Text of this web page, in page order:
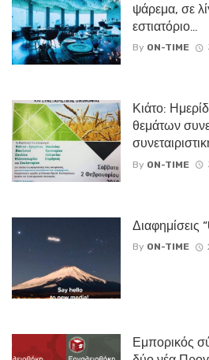
ψάρεμα, σε
εστιατόριο…
By ON-TIME
Κιάτο:
θεμάτων
By ON-TIME
Διαφημίσεις
By ON-TIME
Εμπορικός